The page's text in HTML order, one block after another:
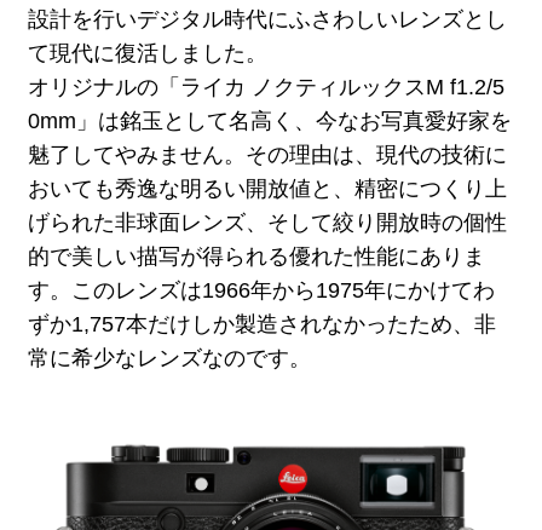
設計を行いデジタル時代にふさわしいレンズとし
て現代に復活しました。
オリジナルの「ライカ ノクティルックスM f1.2/5
0mm」は銘玉として名高く、今なお写真愛好家を
魅了してやみません。その理由は、現代の技術に
おいても秀逸な明るい開放値と、精密につくり上
げられた非球面レンズ、そして絞り開放時の個性
的で美しい描写が得られる優れた性能にありま
す。このレンズは1966年から1975年にかけてわ
ずか1,757本だけしか製造されなかったため、非
常に希少なレンズなのです。